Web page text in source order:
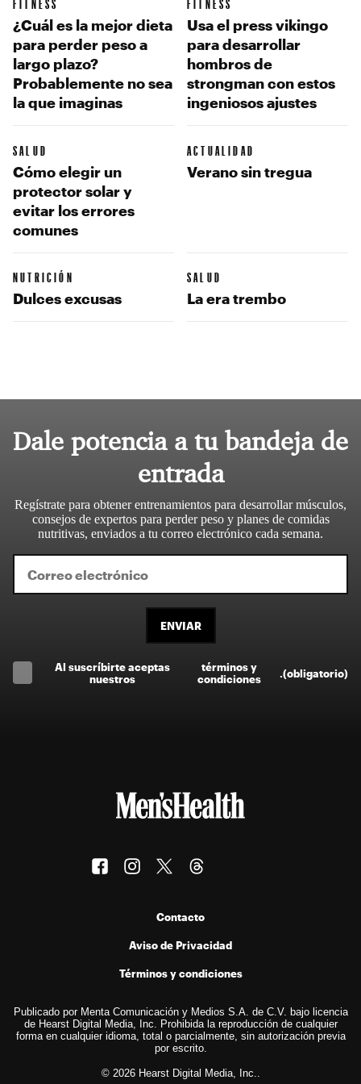
FITNESS
¿Cuál es la mejor dieta
para perder peso a
largo plazo?
Probablemente no sea
la que imaginas
FITNESS
Usa el press vikingo
para desarrollar
hombros de
strongman con estos
ingeniosos ajustes
SALUD
Cómo elegir un
protector solar y
evitar los errores
comunes
ACTUALIDAD
Verano sin tregua
NUTRICIÓN
Dulces excusas
SALUD
La era trembo
Dale potencia a tu bandeja de
entrada
Regístrate para obtener entrenamientos para desarrollar músculos,
consejos de expertos para perder peso y planes de comidas
nutritivas, enviados a tu correo electrónico cada semana.
ENVIAR
Al suscríbirte aceptas
nuestros
términos y
condiciones
(obligatorio)
Contacto
Aviso de Privacidad
Términos y condiciones
Publicado por Menta Comunicación y Medios S.A. de C.V. bajo licencia
de Hearst Digital Media, Inc. Prohibida la reproducción de cualquier
forma en cualquier idioma, total o parcialmente, sin autorización previa
por escrito.
© 2026 Hearst Digital Media, Inc..